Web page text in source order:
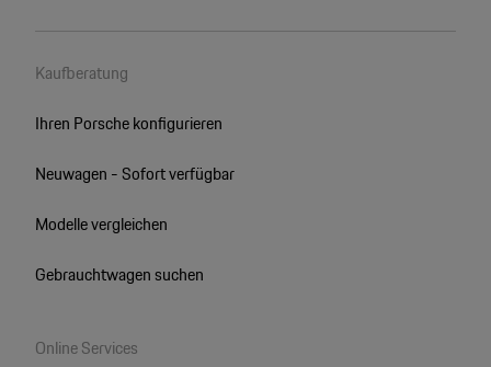
Kaufberatung
Ihren Porsche konfigurieren
Neuwagen - Sofort verfügbar
Modelle vergleichen
Gebrauchtwagen suchen
Online Services